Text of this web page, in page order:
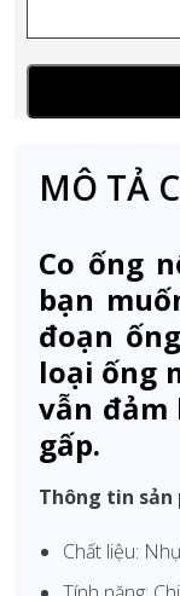
MÔ TẢ
Co ống
bạn
đoạn
loại ống
vẫn đảm
gấp.
Thông tin sản
Chất liệu: